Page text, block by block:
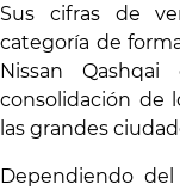
Sus cifras de
categoría de
Nissan
consolidación de
las grandes
Dependiendo